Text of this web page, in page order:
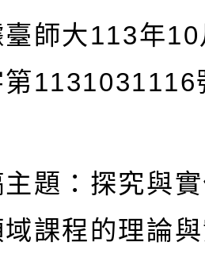
師大113年10
1131031116
題：探究與
課程的理論